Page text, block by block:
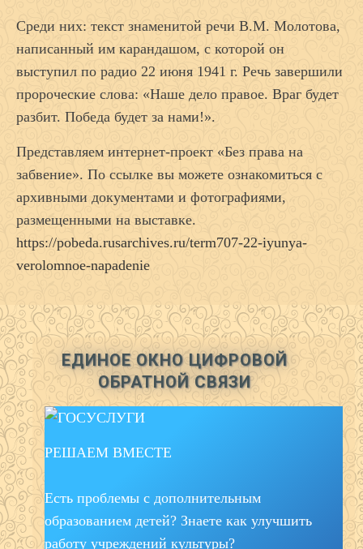
Среди них: текст знаменитой речи В.М. Молотова,
написанный им карандашом, с которой он
выступил по радио 22 июня 1941 г. Речь завершили
пророческие слова: «Наше дело правое. Враг будет
разбит. Победа будет за нами!».
Представляем интернет-проект «Без права на
забвение». По ссылке вы можете ознакомиться с
архивными документами и фотографиями,
размещенными на выставке.
https://pobeda.rusarchives.ru/term707-22-iyunya-
verolomnoe-napadenie
ЕДИНОЕ ОКНО ЦИФРОВОЙ
ОБРАТНОЙ СВЯЗИ
РЕШАЕМ ВМЕСТЕ
Есть проблемы с дополнительным
образованием детей? Знаете как улучшить
работу учреждений культуры?